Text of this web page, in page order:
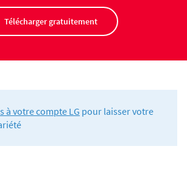
Télécharger gratuitement
à votre compte LG pour laisser votre